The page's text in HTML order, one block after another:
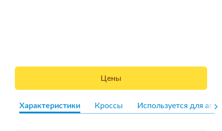
Цены
Характеристики Кроссы Используется для